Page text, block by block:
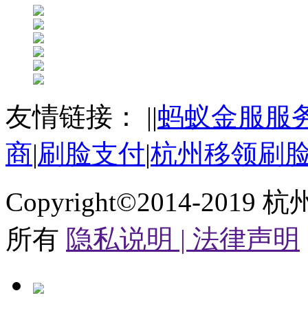
友情链接： ||蚂蚁金服服
商|刷脸支付|杭州移领刷
Copyright©2014-2019 杭
所有 隐私说明 | 法律声明